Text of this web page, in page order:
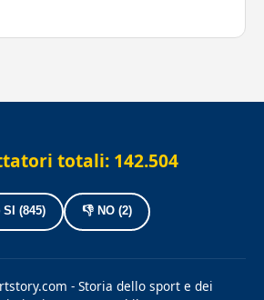
totali: 142.504
SI (845) 👎 NO (2)
- Storia dello sport e dei